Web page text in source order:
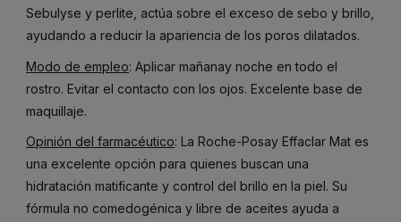
Sebulyse y perlite, actúa sobre el exceso de sebo y brillo,
ayudando a reducir la apariencia de los poros dilatados.
Modo de empleo: Aplicar mañanay noche en todo el
rostro. Evitar el contacto con los ojos. Excelente base de
maquillaje.
Opinión del farmacéutico: La Roche-Posay Effaclar Mat es
una excelente opción para quienes buscan una
hidratación matificante y control del brillo en la piel. Su
fórmula no comedogénica y libre de aceites ayuda a